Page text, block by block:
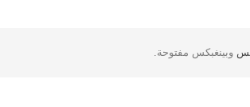
وبينغبكس مفتوحة.